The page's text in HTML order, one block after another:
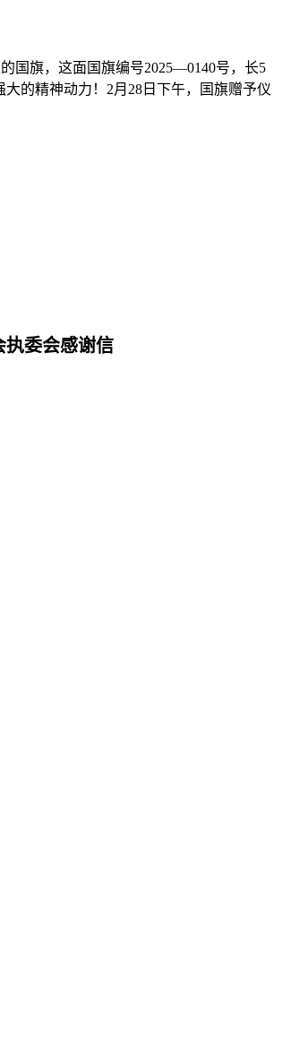
国旗，这面国旗编号2025—0140号，长5
的精神动力！2月28日下午，国旗赠予仪
委会感谢信